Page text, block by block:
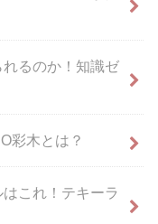
るのか！知識ゼ
彩木とは？
これ！テキーラ